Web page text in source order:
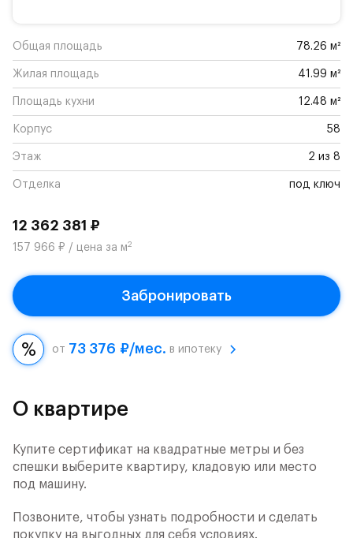
Общая площадь 78.26 м²
Жилая площадь 41.99 м²
Площадь кухни 12.48 м²
Корпус 58
Этаж 2 из 8
Отделка под ключ
12 362 381 ₽
157 966 ₽ / цена за м2
Забронировать
от 73 376 ₽/мес. в ипотеку
О квартире
Купите сертификат на квадратные метры и без
спешки выберите квартиру, кладовую или место
под машину.
Позвоните, чтобы узнать подробности и сделать
покупку на выгодных для себя условиях.